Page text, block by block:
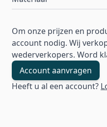
Om onze prijzen en
account nodig. Wij
wederverkopers. Word
Account aanvragen
Heeft u al een account?